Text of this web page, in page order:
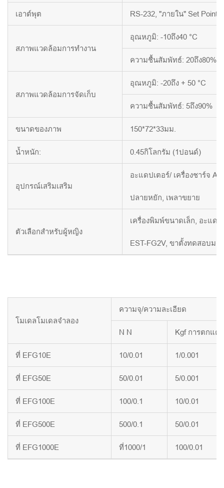
เอาต์พุต RS-232, "ภายใน" Set Point
สภาพแวดล้อมการทำงาน
อุณหภูมิ: -10ถึง40 °C
ความชื้นสัมพัทธ์: 20ถึง80%
สภาพแวดล้อมการจัดเก็บ
อุณหภูมิ: -20ถึง + 50 °C
ความชื้นสัมพัทธ์: 5ถึง90%
ขนาดของภาพ 150*72*33มม.
น้ำหนัก: 0.45กิโลกรัม (1ปอนด์)
อุปกรณ์เสริมเสริม
อะแดปเตอร์/ เครื่องชาร์จ
ปลายหยัก, เพลาขยาย
ตัวเลือกสำหรับผู้หญิง
เครื่องพิมพ์ขนาดเล็ก, อะแด
EST-FG2V, ขาตั้งทดสอบมอ
โมเดลโมเดลจำลอง
ความจุ/ความละเอียด
N N Kgf การตกแต่ง
ที่ EFG10E 10/0.01 1/0.001
ที่ EFG50E 50/0.01 5/0.001
ที่ EFG100E 100/0.1 10/0.01
ที่ EFG500E 500/0.1 50/0.01
ที่ EFG1000E ที่1000/1 100/0.01